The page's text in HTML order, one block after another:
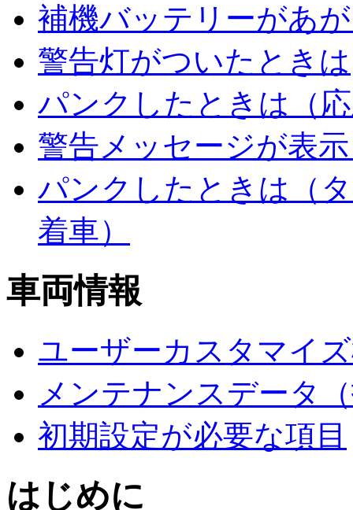
補機バッテリーがあ
警告灯がついたときは
パンクしたときは（
警告メッセージが表
パンクしたときは（
着車）
車両情報
ユーザーカスタマイ
メンテナンスデータ
初期設定が必要な項目
はじめに